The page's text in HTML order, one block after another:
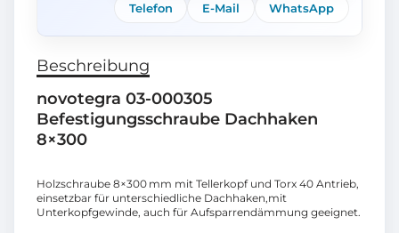
Telefon E-Mail WhatsApp
Beschreibung
novotegra 03-000305
Befestigungsschraube Dachhaken
8×300
Holzschraube 8×300 mm mit Tellerkopf und Torx 40 Antrieb,
einsetzbar für unterschiedliche Dachhaken,mit
Unterkopfgewinde, auch für Aufsparrendämmung geeignet.